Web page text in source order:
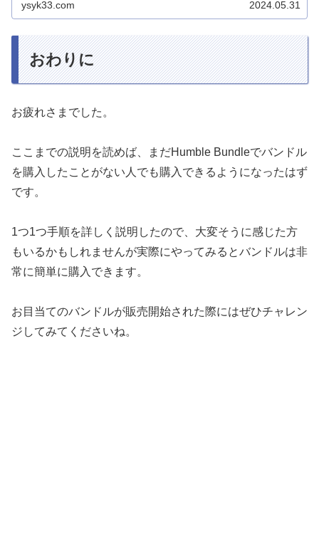
ysyk33.com 2024.05.31
おわりに
お疲れさまでした。
ここまでの説明を読めば、まだHumble Bundleでバンドル
を購入したことがない人でも購入できるようになったはず
です。
1つ1つ手順を詳しく説明したので、大変そうに感じた方
もいるかもしれませんが実際にやってみるとバンドルは非
常に簡単に購入できます。
お目当てのバンドルが販売開始された際にはぜひチャレン
ジしてみてくださいね。